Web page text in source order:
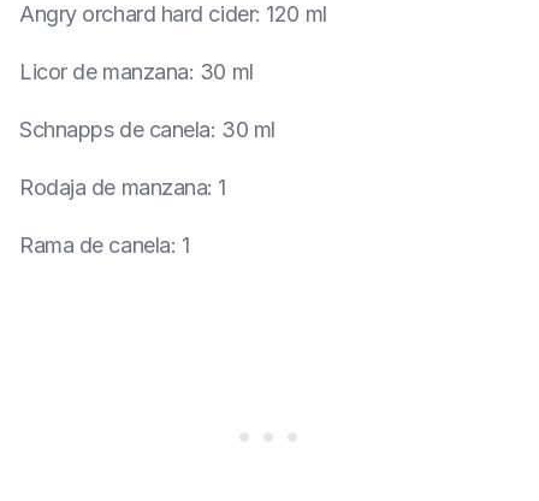
Angry orchard hard cider: 120 ml
Licor de manzana: 30 ml
Schnapps de canela: 30 ml
Rodaja de manzana: 1
Rama de canela: 1